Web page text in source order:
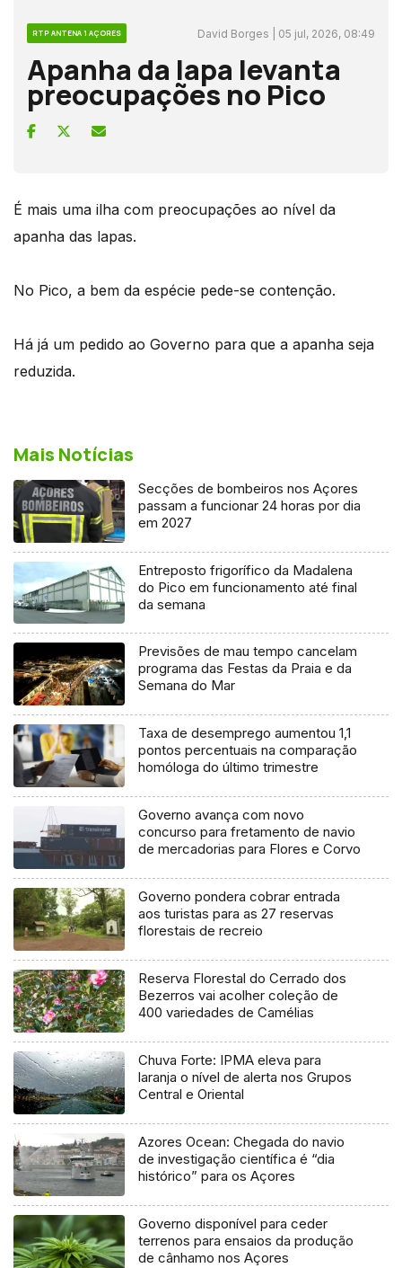
RTP ANTENA 1 AÇORES David Borges | 05 jul, 2026, 08:49
Apanha da lapa levanta
preocupações no Pico
É mais uma ilha com preocupações ao nível da
apanha das lapas.
No Pico, a bem da espécie pede-se contenção.
Há já um pedido ao Governo para que a apanha seja
reduzida.
Mais Notícias
Secções de bombeiros nos Açores
passam a funcionar 24 horas por dia
em 2027
Entreposto frigorífico da Madalena
do Pico em funcionamento até final
da semana
Previsões de mau tempo cancelam
programa das Festas da Praia e da
Semana do Mar
Taxa de desemprego aumentou 1,1
pontos percentuais na comparação
homóloga do último trimestre
Governo avança com novo
concurso para fretamento de navio
de mercadorias para Flores e Corvo
Governo pondera cobrar entrada
aos turistas para as 27 reservas
florestais de recreio
Reserva Florestal do Cerrado dos
Bezerros vai acolher coleção de
400 variedades de Camélias
Chuva Forte: IPMA eleva para
laranja o nível de alerta nos Grupos
Central e Oriental
Azores Ocean: Chegada do navio
de investigação científica é “dia
histórico” para os Açores
Governo disponível para ceder
terrenos para ensaios da produção
de cânhamo nos Açores